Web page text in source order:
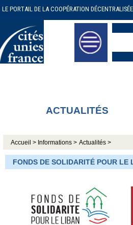
LE PORTAIL DE LA COOPÉRATION DÉCENTRALISÉE
ACTUALITÉS
Accueil > Informations > Actualités >
FONDS DE SOLIDARITÉ POUR LE